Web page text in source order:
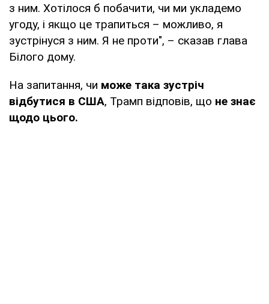
з ним. Хотілося б побачити, чи ми укладемо
угоду, і якщо це трапиться – можливо, я
зустрінуся з ним. Я не проти", – сказав глава
Білого дому.
На запитання, чи може така зустріч
відбутися в США, Трамп відповів, що не знає
щодо цього.